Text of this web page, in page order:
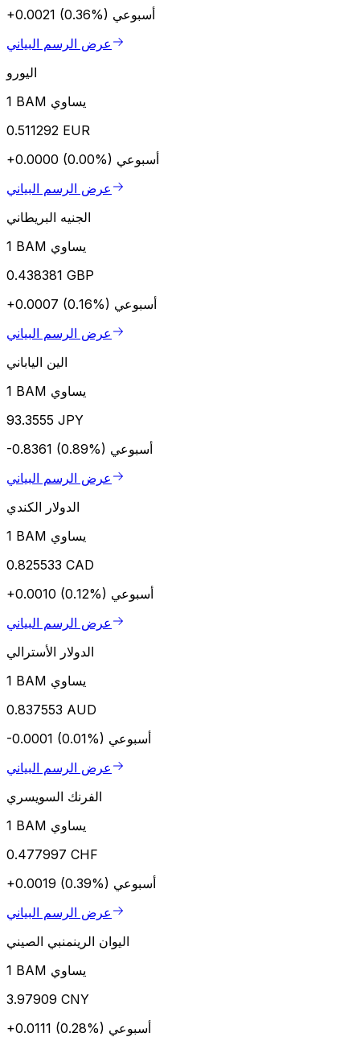
+0.0021 (0.36%) أسبوعي
عرض الرسم البياني
اليورو
1 BAM يساوي
0.511292 EUR
+0.0000 (0.00%) أسبوعي
عرض الرسم البياني
الجنيه البريطاني
1 BAM يساوي
0.438381 GBP
+0.0007 (0.16%) أسبوعي
عرض الرسم البياني
الين الياباني
1 BAM يساوي
93.3555 JPY
-0.8361 (0.89%) أسبوعي
عرض الرسم البياني
الدولار الكندي
1 BAM يساوي
0.825533 CAD
+0.0010 (0.12%) أسبوعي
عرض الرسم البياني
الدولار الأسترالي
1 BAM يساوي
0.837553 AUD
-0.0001 (0.01%) أسبوعي
عرض الرسم البياني
الفرنك السويسري
1 BAM يساوي
0.477997 CHF
+0.0019 (0.39%) أسبوعي
عرض الرسم البياني
اليوان الرينمنبي الصيني
1 BAM يساوي
3.97909 CNY
+0.0111 (0.28%) أسبوعي